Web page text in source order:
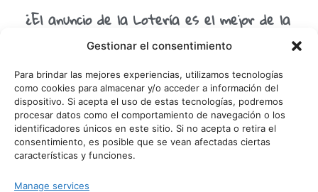
Gestionar el consentimiento
Para brindar las mejores experiencias, utilizamos tecnologías
como cookies para almacenar y/o acceder a información del
dispositivo. Si acepta el uso de estas tecnologías, podremos
procesar datos como el comportamiento de navegación o los
identificadores únicos en este sitio. Si no acepta o retira el
consentimiento, es posible que se vean afectadas ciertas
características y funciones.
Manage services
¿El anuncio de la Lotería es el mejor de la
Navidad?
Lotería de Navidad. Seguro que hay pocas manos
levantadas. Desde la época de
© Sr. Potato 2026